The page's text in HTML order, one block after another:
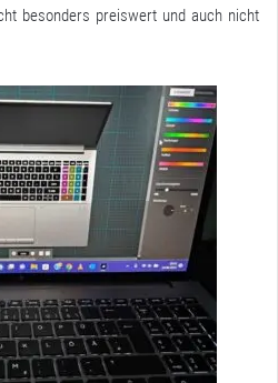
besonders preiswert und auch nicht